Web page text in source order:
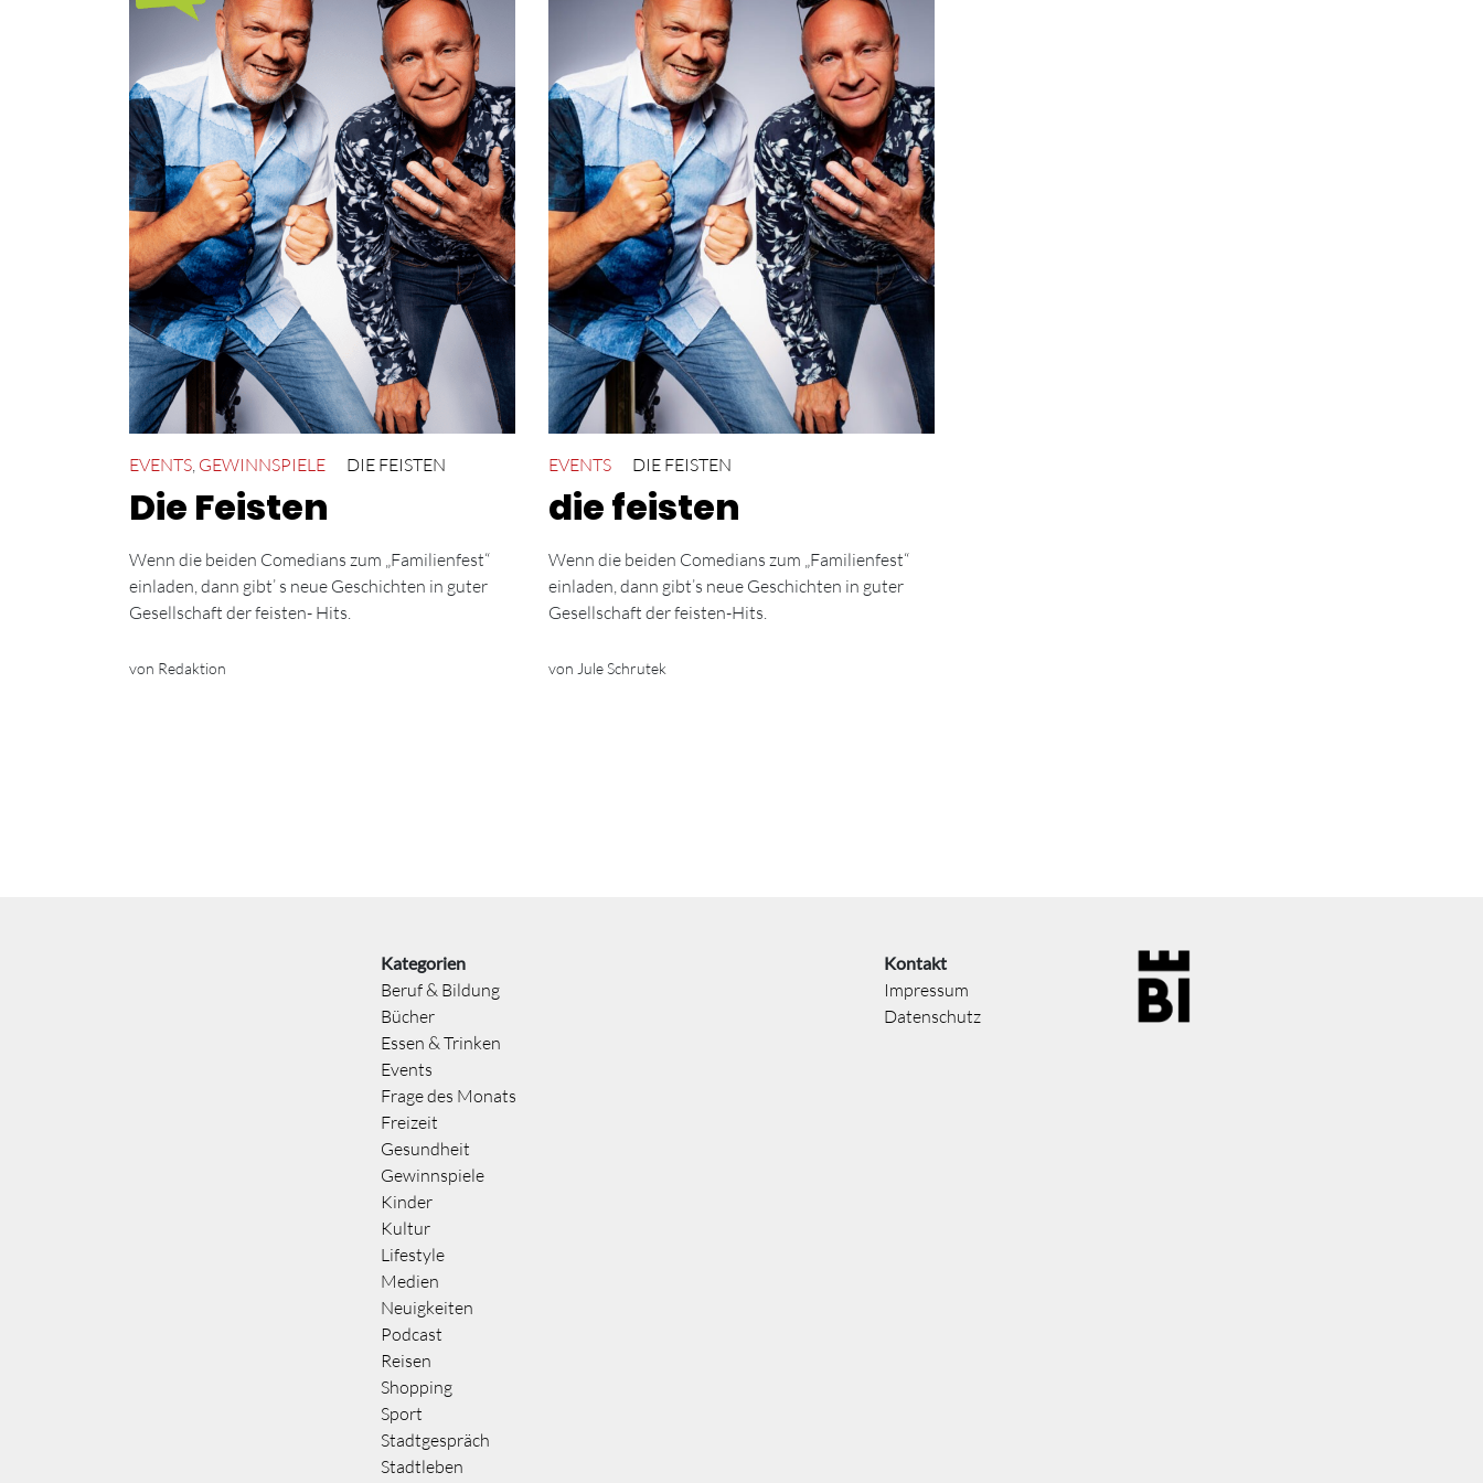
EVENTS GEWINNSPIELE DIE FEISTEN
Die Feisten
Wenn die beiden Comedians zum „Familienfest“
einladen, dann gibt’ s neue Geschichten in guter
Gesellschaft der feisten- Hits.
von Redaktion
EVENTS DIE FEISTEN
die feisten
Wenn die beiden Comedians zum „Familienfest“
einladen, dann gibt’s neue Geschichten in guter
Gesellschaft der feisten-Hits.
von Jule Schrutek
Kategorien
Beruf & Bildung
Bücher
Essen & Trinken
Events
Frage des Monats
Freizeit
Gesundheit
Gewinnspiele
Kinder
Kultur
Lifestyle
Medien
Neuigkeiten
Podcast
Reisen
Shopping
Sport
Stadtgespräch
Stadtleben
Kontakt
Impressum
Datenschutz